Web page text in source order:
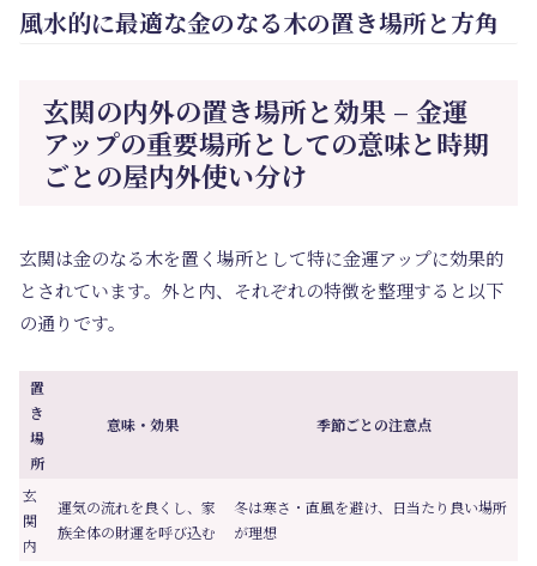
風水的に最適な金のなる木の置き場所と方角
玄関の内外の置き場所と効果 – 金運
アップの重要場所としての意味と時期
ごとの屋内外使い分け
玄関は金のなる木を置く場所として特に金運アップに効果的
とされています。外と内、それぞれの特徴を整理すると以下
の通りです。
置
き
場
所
意味・効果 季節ごとの注意点
玄
関
内
運気の流れを良くし、家
族全体の財運を呼び込む
冬は寒さ・直風を避け、日当たり良い場所
が理想